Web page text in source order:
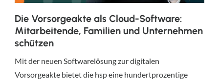
Die Vorsorgeakte als Cloud-Software:
Mitarbeitende, Familien und Unternehmen
schützen
Mit der neuen Softwarelösung zur digitalen
Vorsorgeakte bietet die hsp eine hundertprozentige